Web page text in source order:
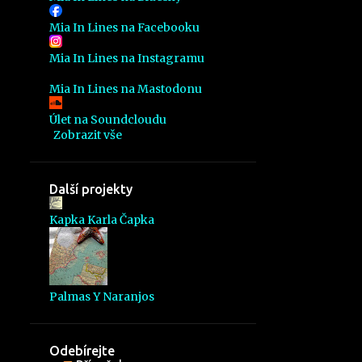
března
února
ledna
2020
prosince
listopadu
2
října
září
srpna
července
Mia In Lines na Facebooku
Mia In Lines na Instagramu
Mia In Lines na Mastodonu
Úlet na Soundcloudu
Zobrazit vše
Další projekty
Kapka Karla Čapka
Palmas Y Naranjos
Odebírejte